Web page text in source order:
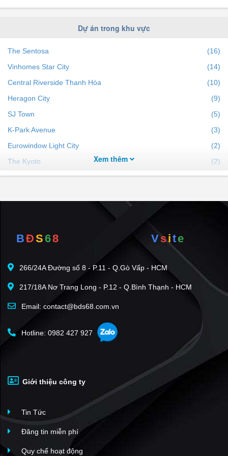
dưới 3 tỷ
Mua bán nhà đất Phường Ba Đình, Tp. Thanh Hóa
dưới 5 tỷ
Mua bán nhà đất Phường Ba Đình, Tp. Thanh Hóa diện
tích trên 60m²
Mua bán nhà đất Phường Ba Đình, Tp. Thanh Hóa diện
tích trên 80m²
Mua bán nhà đất Phường Ba Đình, Tp. Thanh Hóa diện
Dự án trong khu vực
The Sentosa
(16)
Vinhomes Star City
(14)
Central Riverside Thanh Hóa
(10)
Heragon City
(9)
SJ Town
(5)
K-Park Avenue
(3)
Eurowindow Light City
(2)
The Kyoto
(2)
Chung cư Bình An Plaza Thanh Hóa
(1)
KĐT Bình Minh
CSEDP Lotus
The Central Thanh Hóa
(1)
Xuân Mai Tower
Phú Sơn
Vincom Thanh Hóa
Louis Apartment Tower
Khu dân cư Đông Tân
FLC Lux City Samson
Xem thêm
BĐS68 Vsite
266/24A Đường số 8 - P.11 - Q.Gò Vấp - HCM
217/18A Nơ Trang Long - P.12 - Q.Bình Thạnh - HCM
Email: contact@bds68.com.vn
Hotline: 0982 427 927
Giới thiệu công ty
Tin Tức
Đăng tin miễn phí
Quy chế hoạt động